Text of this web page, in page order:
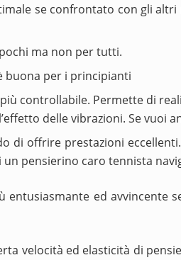
se confrontato con gli
ma non per tutti.
buona per i principianti
controllabile. Permette di
delle vibrazioni. Se vuoi
di offrire prestazioni
pensierino caro tennista
ed avvincente
velocità ed elasticità di